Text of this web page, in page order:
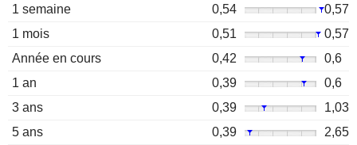
1 semaine 0,54
0,57
1 mois
0,51
0,57
Année en cours
0,42
0,6
1 an
0,39
0,6
3 ans
0,39
1,03
5 ans
0,39
2,65